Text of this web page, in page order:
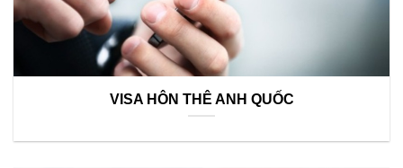
VISA HÔN THÊ ANH QUỐC